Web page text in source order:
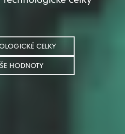
CELKY
HODNOTY